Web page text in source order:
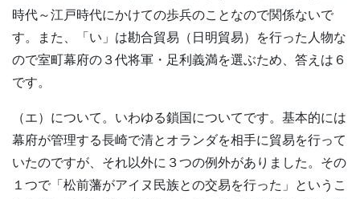
時代～江戸時代にかけての歩兵のことなので関係ないで
す。また、「い」は勘合貿易（日明貿易）を行った人物な
ので室町幕府の３代将軍・足利義満を選ぶため、答えは６
です。
（エ）について。いわゆる鎖国についてです。基本的には
幕府が管理する長崎で清とオランダを相手に貿易を行って
いたのですが、それ以外に３つの例外がありました。その
１つで「松前藩がアイヌ民族との交易を行った」というこ